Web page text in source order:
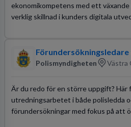
ekonomikompetens med ett
verklig skillnad i kunders digitala
Polismyndigheten Västra
Är du redo för en större uppgift? Här
utredningsarbetet i både polisledda
förundersökningar med fokus på att